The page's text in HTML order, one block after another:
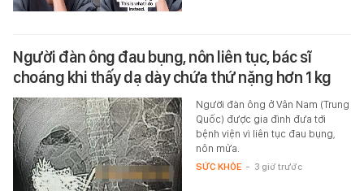
Người đàn ông đau bụng, nôn liên tục, bác sĩ
choáng khi thấy dạ dày chứa thứ nặng hơn 1 kg
Người đàn ông ở Vân Nam (Trung
Quốc) được gia đình đưa tới
bệnh viện vì liên tục đau bụng,
nôn mửa.
SỨC KHỎE - 3 giờ trước